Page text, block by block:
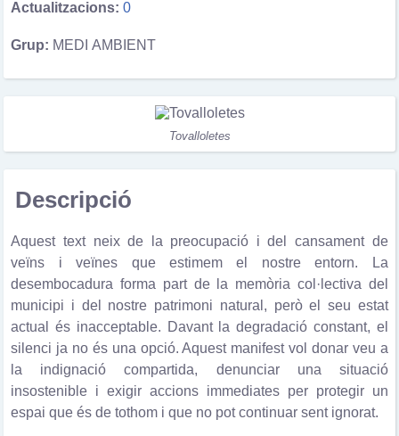
Actualitzacions: 0
Grup: MEDI AMBIENT
Tovalloletes
Descripció
Aquest text neix de la preocupació i del cansament de
veïns i veïnes que estimem el nostre entorn. La
desembocadura forma part de la memòria col·lectiva del
municipi i del nostre patrimoni natural, però el seu estat
actual és inacceptable. Davant la degradació constant, el
silenci ja no és una opció. Aquest manifest vol donar veu a
la indignació compartida, denunciar una situació
insostenible i exigir accions immediates per protegir un
espai que és de tothom i que no pot continuar sent ignorat.